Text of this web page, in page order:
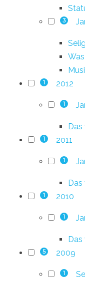
3
1 2012
1
Das
1 2011
1
Das
1 2010
1
Das
5 2009
1